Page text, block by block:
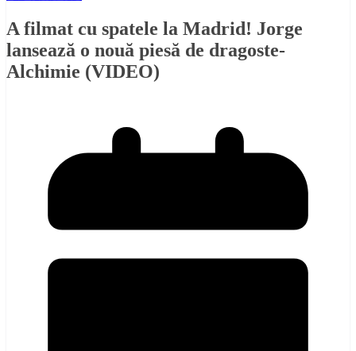
A filmat cu spatele la Madrid! Jorge
lansează o nouă piesă de dragoste-
Alchimie (VIDEO)